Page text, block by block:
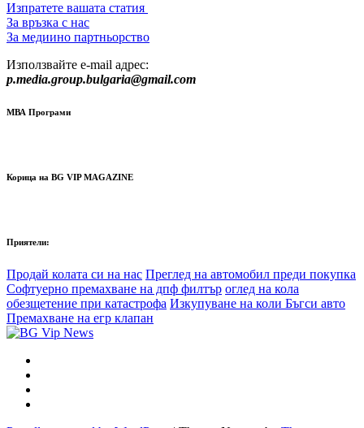
Изпратете вашата статия
За връзка с нас
За медиино партньорство
Използвайте e-mail адрес:
p.media.group.bulgaria@gmail.com
МВА Програми
Корица на BG VIP MAGAZINE
Приятели:
Продай колата си на нас Преглед на автомобил преди покупка
Софтуерно премахване на дпф филтър оглед на кола
обезщетение при катастрофа Изкупуване на коли Бъгси авто
Премахване на егр клапан